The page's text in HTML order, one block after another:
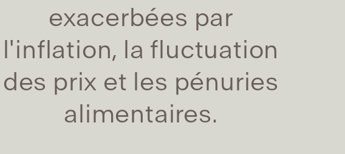
exacerbées par
l'inflation, la fluctuation
des prix et les pénuries
alimentaires.